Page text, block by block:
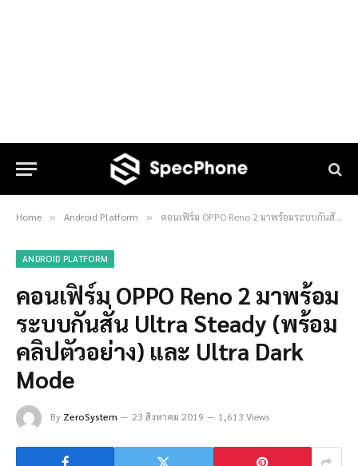
Home » Android Platform » คอนเฟิร์ม OPPO Reno 2 มาพร้อมระบบกันสั่น Ultra Steady (พร้อมคลิปตัวอย่าง) และ Ultra Dark Mode
ANDROID PLATFORM
คอนเฟิร์ม OPPO Reno 2 มาพร้อม
ระบบกันสั่น Ultra Steady (พร้อม
คลิปตัวอย่าง) และ Ultra Dark
Mode
By ZeroSystem 23 สิงหาคม 2019 1,613 Views